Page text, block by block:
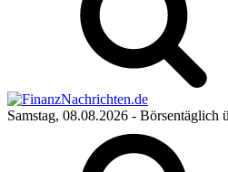
Samstag, 08.08.2026 - Börsentäglich